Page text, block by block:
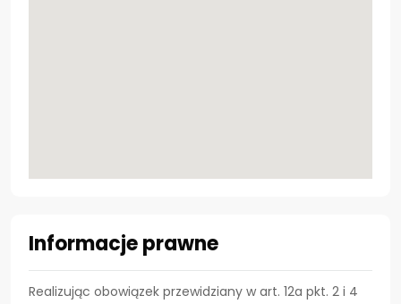
Informacje prawne
Realizując obowiązek przewidziany w art. 12a pkt. 2 i 4